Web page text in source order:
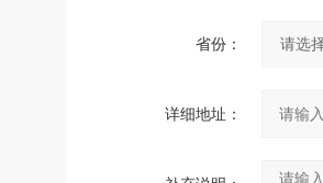
省份：
详细地址：